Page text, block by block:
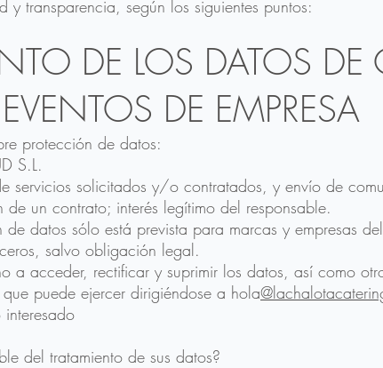
y transparencia, según los siguientes puntos:
DE LOS DATOS DE
DE EMPRESA
protección de datos:
S.L.
servicios solicitados y/o contratados, y envío de
de un contrato; interés legítimo del responsable.
de datos sólo está prevista para marcas y empresas
salvo obligación legal.
a acceder, rectificar y suprimir los datos, así como
puede ejercer dirigiéndose a hola
del tratamiento de sus datos?